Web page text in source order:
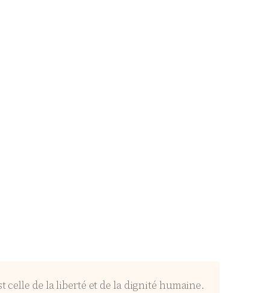
celle de la liberté et de la dignité humaine.